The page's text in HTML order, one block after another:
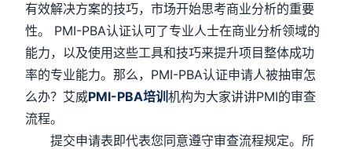
有效解决方案的技巧，市场开始思考商业分析的重要
性。 PMI-PBA认证认可了专业人士在商业分析领域的
能力，以及使用这些工具和技巧来提升项目整体成功
率的专业能力。那么，PMI-PBA认证申请人被抽审怎
么办？艾威PMI-PBA培训机构为大家讲讲PMI的审查
流程。
提交申请表即代表您同意遵守审查流程规定。所